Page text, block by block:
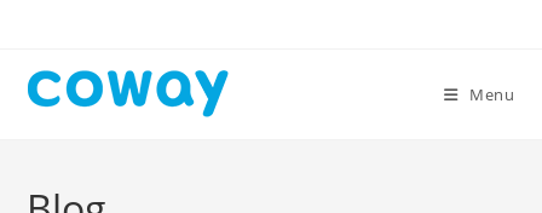
content
Menu